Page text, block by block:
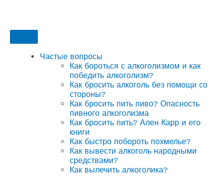
Частые вопросы
Как бороться с алкоголизмом и как
победить алкоголизм?
Как бросить алкоголь без помощи со
стороны?
Как бросить пить пиво? Опасность
пивного алкоголизма
Как бросить пить? Ален Карр и его
книги
Как быстро побороть похмелье?
Как вывести алкоголь народными
средствами?
Как вылечить алкоголика?